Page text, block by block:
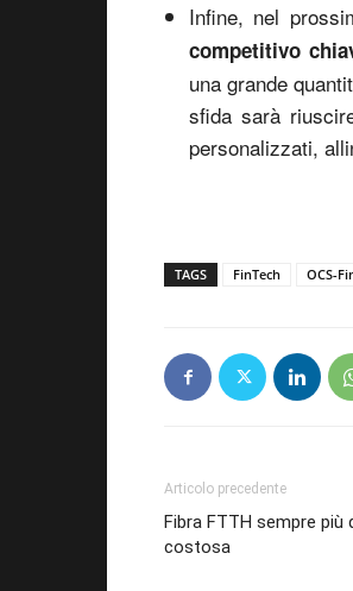
Infine, nel
competitivo
una grande
sfida sarà
personalizzati,
TAGS FinTech OCS-
Articolo precedente
Fibra FTTH sempre
costosa